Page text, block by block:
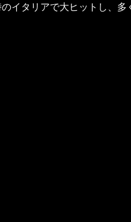
イタリアで大ヒットし、